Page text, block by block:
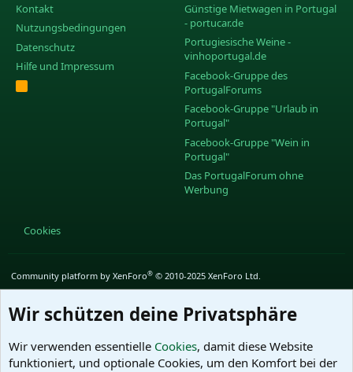
Kontakt
Nutzungsbedingungen
Datenschutz
Hilfe und Impressum
R
S
Günstige Mietwagen in Portugal
- portucar.de
Portugiesische Weine -
vinhoportugal.de
Facebook-Gruppe des
PortugalForums
Facebook-Gruppe "Urlaub in
Portugal"
Facebook-Gruppe "Wein in
Portugal"
Das PortugalForum ohne
Werbung
Cookies
Community platform by XenForo® © 2010-2025 XenForo Ltd.
Wir schützen deine Privatsphäre
Wir verwenden essentielle Cookies, damit diese Website
funktioniert, und optionale Cookies, um den Komfort bei der